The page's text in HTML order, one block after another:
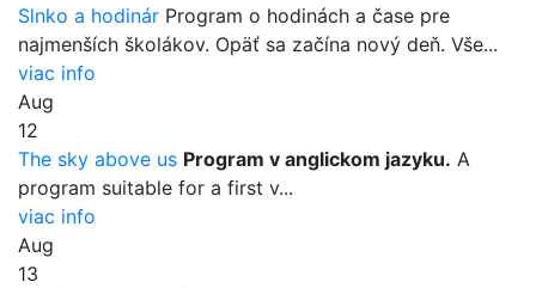
Slnko a hodinár Program o hodinách a čase pre
najmenších školákov. Opäť sa začína nový deň. Vše...
viac info
Aug
12
The sky above us Program v anglickom jazyku. A
program suitable for a first v...
viac info
Aug
13